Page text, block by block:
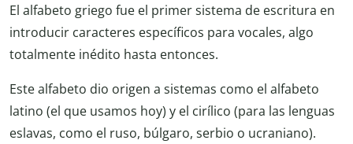
El alfabeto griego fue el primer sistema de escritura en
introducir caracteres específicos para vocales, algo
totalmente inédito hasta entonces.
Este alfabeto dio origen a sistemas como el alfabeto
latino (el que usamos hoy) y el cirílico (para las lenguas
eslavas, como el ruso, búlgaro, serbio o ucraniano).